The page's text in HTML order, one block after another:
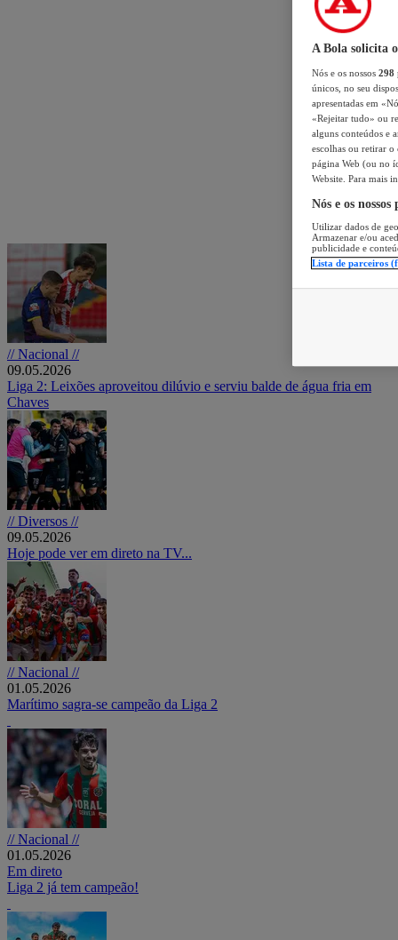
// Nacional //
09.05.2026
Liga 2: Leixões aproveitou dilúvio e serviu balde de água fria em
Chaves
// Diversos //
09.05.2026
Hoje pode ver em direto na TV...
// Nacional //
01.05.2026
Marítimo sagra-se campeão da Liga 2
// Nacional //
01.05.2026
Em direto
Liga 2 já tem campeão!
A Bola solicita
Nós e os nossos 298
únicos, no seu
apresentadas em
«Rejeitar tudo» ou
alguns conteúdos e
escolhas ou retirar
página Web (ou no
Website. Para mais
Nós e os
Utilizar dados de
Armazenar e/ou
publicidade e
Lista de parceiros